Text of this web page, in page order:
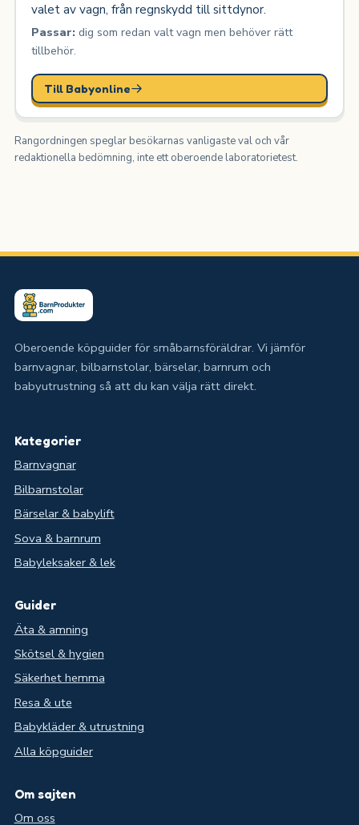
valet av vagn, från regnskydd till sittdynor.
Passar:dig som redan valt vagn men behöver rätt
tillbehör.
Till Babyonline
Rangordningen speglar besökarnas vanligaste val och vår
redaktionella bedömning, inte ett oberoende laboratorietest.
Oberoende köpguider för småbarnsföräldrar. Vi jämför
barnvagnar, bilbarnstolar, bärselar, barnrum och
babyutrustning så att du kan välja rätt direkt.
Kategorier
Barnvagnar
Bilbarnstolar
Bärselar & babylift
Sova & barnrum
Babyleksaker & lek
Guider
Äta & amning
Skötsel & hygien
Säkerhet hemma
Resa & ute
Babykläder & utrustning
Alla köpguider
Om sajten
Om oss